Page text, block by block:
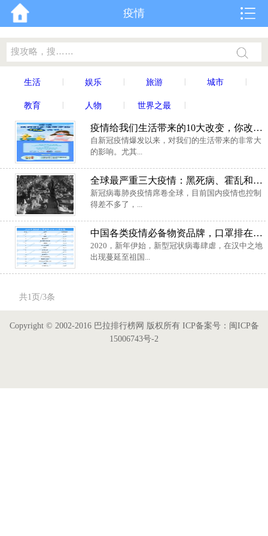
疫情
生活 娱乐 旅游 城市
教育 人物 世界之最
疫情给我们生活带来的10大改变，你改变了哪些？
自新冠疫情爆发以来，对我们的生活带来的非常大
的影响。尤其...
全球最严重三大疫情：黑死病、霍乱和天花
新冠病毒肺炎疫情席卷全球，目前国内疫情也控制
得差不多了，...
中国各类疫情必备物资品牌，口罩排在第一位
2020，新年伊始，新型冠状病毒肆虐，在汉中之地
出现蔓延至祖国...
共1页/3条
Copyright © 2002-2016 巴拉排行榜网 版权所有 ICP备案号：闽ICP备
15006743号-2